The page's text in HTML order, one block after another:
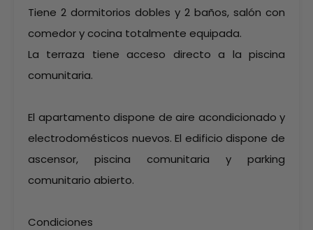
Tiene 2 dormitorios dobles y 2 baños, salón con
comedor y cocina totalmente equipada.
La terraza tiene acceso directo a la piscina
comunitaria.
El apartamento dispone de aire acondicionado y
electrodomésticos nuevos. El edificio dispone de
ascensor, piscina comunitaria y parking
comunitario abierto.
Condiciones